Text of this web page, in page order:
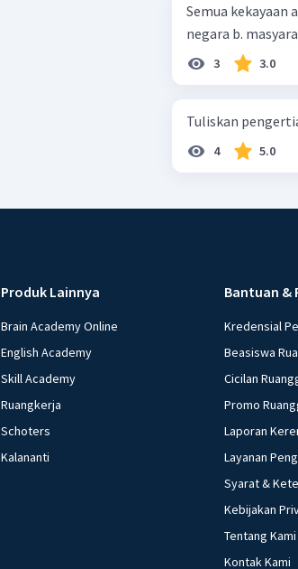
Semua kekayaan
negara b.
3 3.0
Tuliskan
4 5.0
Produk Lainnya
Brain Academy Online
English Academy
Skill Academy
Ruangkerja
Schoters
Kalananti
Bantuan &
Kredensial
Beasiswa
Cicilan
Promo
Laporan
Layanan
Syarat &
Kebijakan
Tentang Kami
Kontak Kami